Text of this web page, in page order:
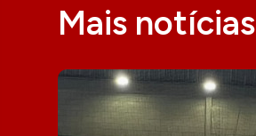
Mais notícias